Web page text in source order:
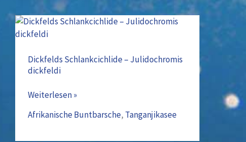
Dickfelds Schlankcichlide – Julidochromis
dickfeldi
Dickfelds
–
Julidochromis
Weiterlesen »
Afrikanische Buntbarsche, Tanganjikasee